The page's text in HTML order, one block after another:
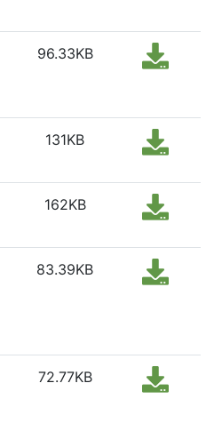
96.33KB
131KB
162KB
83.39KB
72.77KB